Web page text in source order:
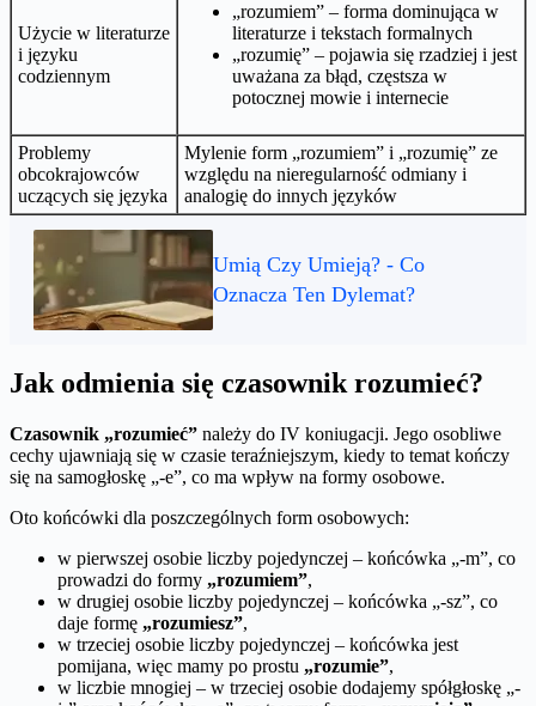
Użycie w literaturze
i języku
codziennym
„rozumiem” – forma dominująca w
literaturze i tekstach formalnych
„rozumię” – pojawia się rzadziej i jest
uważana za błąd, częstsza w
potocznej mowie i internecie
Problemy
obcokrajowców
uczących się języka
Mylenie form „rozumiem” i „rozumię” ze
względu na nieregularność odmiany i
analogię do innych języków
Umią Czy Umieją? - Co
Oznacza Ten Dylemat?
Jak odmienia się czasownik rozumieć?
Czasownik „rozumieć” należy do IV koniugacji. Jego osobliwe
cechy ujawniają się w czasie teraźniejszym, kiedy to temat kończy
się na samogłoskę „-e”, co ma wpływ na formy osobowe.
Oto końcówki dla poszczególnych form osobowych:
w pierwszej osobie liczby pojedynczej – końcówka „-m”, co
prowadzi do formy „rozumiem”,
w drugiej osobie liczby pojedynczej – końcówka „-sz”, co
daje formę „rozumiesz”,
w trzeciej osobie liczby pojedynczej – końcówka jest
pomijana, więc mamy po prostu „rozumie”,
w liczbie mnogiej – w trzeciej osobie dodajemy spółgłoskę „-